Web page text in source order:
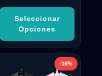
Seleccionar
Opciones
-16%